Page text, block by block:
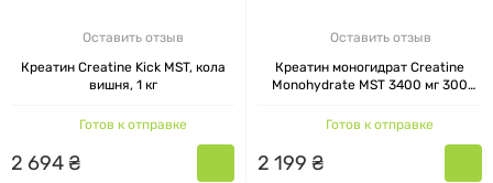
Оставить отзыв
Креатин Creatine Kick MST, кола
вишня, 1 кг
Готов к отправке
2 694₴
Оставить отзыв
Креатин моногидрат Creatine
Monohydrate MST 3400 мг 300
Готов к отправке
2 199 ₴